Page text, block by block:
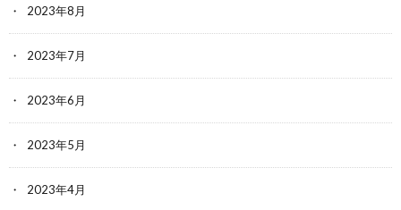
2023年8月
2023年7月
2023年6月
2023年5月
2023年4月